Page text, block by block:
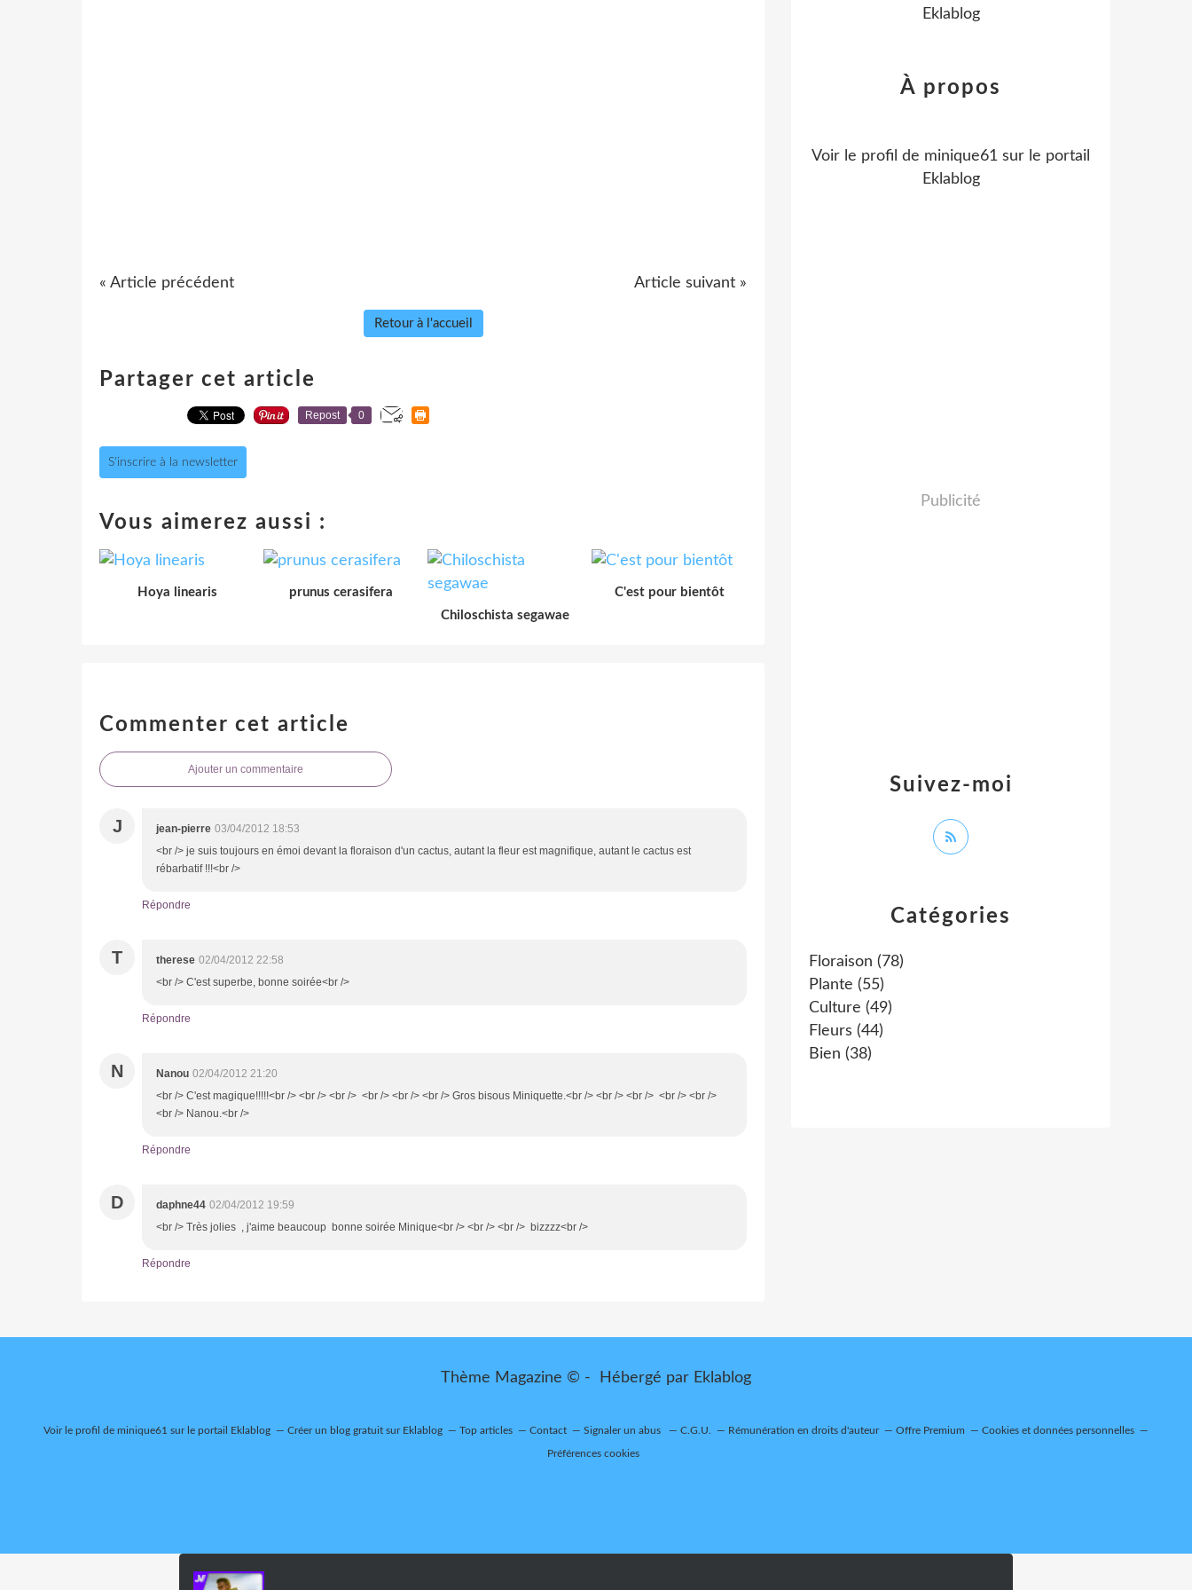
« Article précédent Article suivant »
Retour à l'accueil
Partager cet article
Repost 0
S'inscrire à la newsletter
Vous aimerez aussi :
Hoya linearis
prunus cerasifera
Chiloschista segawae
C'est pour bientôt
Commenter cet article
Ajouter un commentaire
J jean-pierre 03/04/2012 18:53
<br /> je suis toujours en émoi devant la floraison d'un cactus, autant la fleur est magnifique, autant le cactus est
rébarbatif !!!<br />
Répondre
T therese 02/04/2012 22:58
<br /> C'est superbe, bonne soirée<br />
Répondre
N Nanou 02/04/2012 21:20
<br /> C'est magique!!!!!<br /> <br /> <br /> <br /> <br /> <br /> Gros bisous Miniquette.<br /> <br /> <br /> <br /> <br />
<br /> Nanou.<br />
Répondre
D daphne44 02/04/2012 19:59
<br /> Très jolies , j'aime beaucoup bonne soirée Minique<br /> <br /> <br /> bizzzz<br />
Répondre
Catégories
Floraison (78)
Plante (55)
Culture (49)
Fleurs (44)
Bien (38)
Eklablog
Suivez-moi
À propos
Voir le profil de minique61 sur le portail
Eklablog
Publicité
Thème Magazine © - Hébergé par Eklablog
Voir le profil de minique61 sur le portail Eklablog Créer un blog gratuit sur Eklablog Top articles Contact Signaler un abus C.G.U. Rémunération en droits d'auteur Offre Premium Cookies et données personnelles
Préférences cookies